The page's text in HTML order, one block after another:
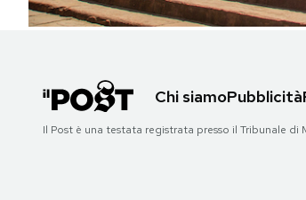
SHOP
AREA PERSONALE
Chi siamoPubblicità
Il Post è una testata registrata presso il Tribunale